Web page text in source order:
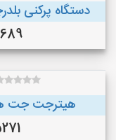
دستگاه پرکنی
هیترجت جت